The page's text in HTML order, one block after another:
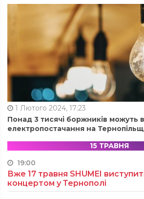
1 Лютого 2024, 17:23
Понад 3 тисячі боржників можуть
електропостачання на
15 ТРАВНЯ
19:00
Вже 17 травня SHUMEI
концертом у Тернополі